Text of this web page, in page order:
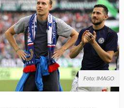
Foto: IMAGO